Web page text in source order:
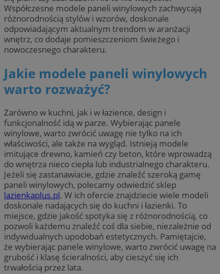
Współczesne modele paneli winylowych zachwycają
różnorodnością stylów i wzorów, doskonale
odpowiadającym aktualnym trendom w aranżacji
wnętrz, co dodaje pomieszczeniom świeżego i
nowoczesnego charakteru.
Jakie modele paneli winylowych
warto rozważyć?
Zarówno w kuchni, jak i w łazience, design i
funkcjonalność idą w parze. Wybierając panele
winylowe, warto zwrócić uwagę nie tylko na ich
właściwości, ale także na wygląd. Istnieją modele
imitujące drewno, kamień czy beton, które wprowadzą
do wnętrza nieco ciepła lub industrialnego charakteru.
Jeżeli się zastanawiacie, gdzie znaleźć szeroką gamę
paneli winylowych, polecamy odwiedzić sklep
lazienkaplus.pl. W ich ofercie znajdziecie wiele modeli
doskonale nadających się do kuchni i łazienki. To
miejsce, gdzie jakość spotyka się z różnorodnością, co
pozwoli każdemu znaleźć coś dla siebie, niezależnie od
indywidualnych upodobań estetycznych. Pamiętajcie,
że wybierając panele winylowe, warto zwrócić uwagę na
grubość i klasę ścieralności, aby cieszyć się ich
trwałością przez lata.